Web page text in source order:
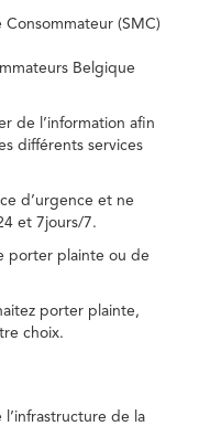
(SMC)
Belgique
de l’information afin
différents services
d’urgence et ne
et 7jours/7.
porter plainte ou de
porter plainte,
choix.
l’infrastructure de la